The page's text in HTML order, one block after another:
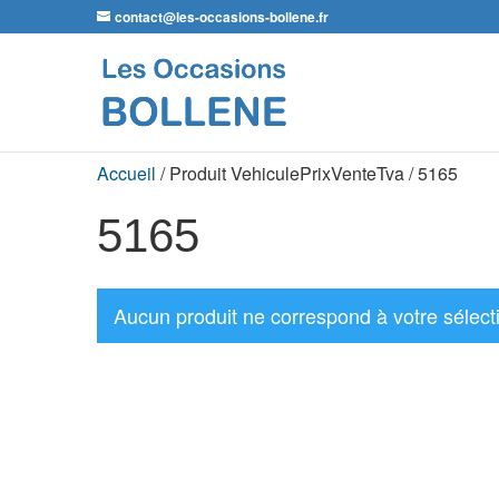
contact@les-occasions-bollene.fr
Accueil / Produit VehiculePrixVenteTva / 5165
5165
Aucun produit ne correspond à votre